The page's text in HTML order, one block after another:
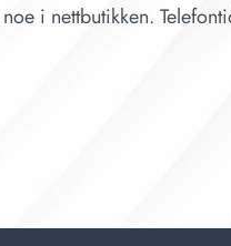
i nettbutikken.